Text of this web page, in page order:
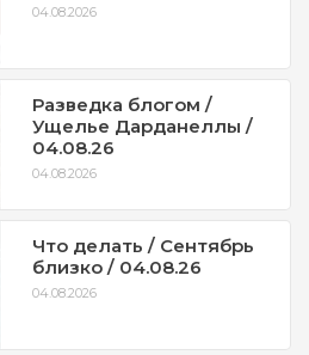
04.08.2026
Разведка блогом /
Ущелье Дарданеллы /
04.08.26
04.08.2026
Что делать / Сентябрь
близко / 04.08.26
04.08.2026